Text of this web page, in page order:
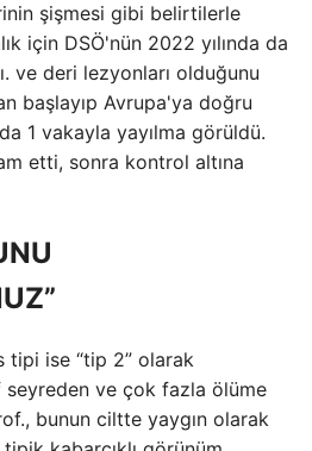
şişmesi gibi belirtilerle
için DSÖ'nün 2022 yılında da
ve deri lezyonları olduğunu
başlayıp Avrupa'ya doğru
1 vakayla yayılma görüldü.
etti, sonra kontrol altına
tipi ise “tip 2” olarak
seyreden ve çok fazla ölüme
bunun ciltte yaygın olarak